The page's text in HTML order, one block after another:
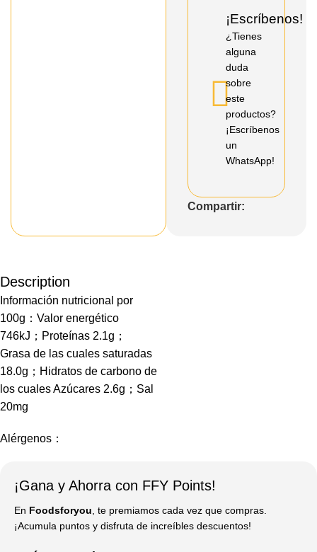
¡Escríbenos!
¿Tienes
alguna
duda
sobre
este
productos?
¡Escríbenos
un
WhatsApp!
Compartir:
Description
Información nutricional por
100g：Valor energético
746kJ；Proteínas 2.1g；
Grasa de las cuales saturadas
18.0g；Hidratos de carbono de
los cuales Azúcares 2.6g；Sal
20mg
Alérgenos：
¡Gana y Ahorra con FFY Points!
En Foodsforyou , te premiamos cada vez que compras.
¡Acumula puntos y disfruta de increíbles descuentos!